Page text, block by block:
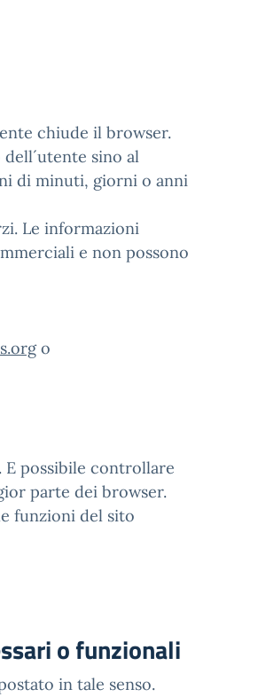
chiude il browser.
sino al
di minuti, giorni o anni
Le informazioni
e non possono
o
possibile controllare
parte dei browser.
funzioni del sito
o funzionali
in tale senso.